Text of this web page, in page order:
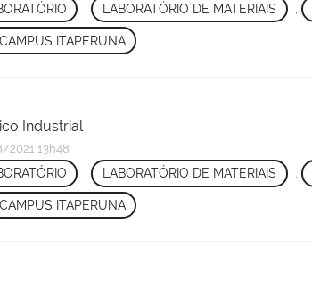
, LABORATÓRIO DE MATERIAIS ,
CAMPUS ITAPERUNA
Industrial
13h48
, LABORATÓRIO DE MATERIAIS ,
CAMPUS ITAPERUNA